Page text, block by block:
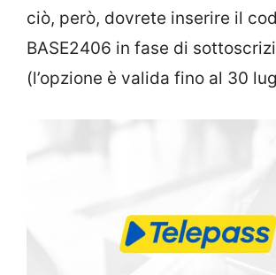
ciò, però, dovrete inserire il
BASE2406 in fase di
(l’opzione è valida fino al 30